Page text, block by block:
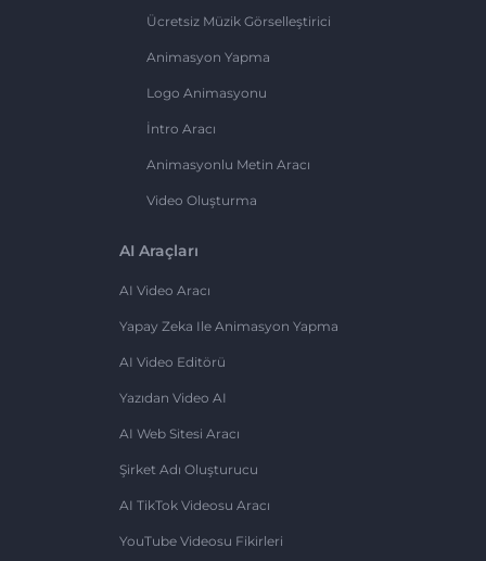
Ücretsiz Müzik Görselleştirici
Animasyon Yapma
Logo Animasyonu
İntro Aracı
Animasyonlu Metin Aracı
Video Oluşturma
AI Araçları
AI Video Aracı
Yapay Zeka Ile Animasyon Yapma
AI Video Editörü
Yazıdan Video AI
AI Web Sitesi Aracı
Şirket Adı Oluşturucu
AI TikTok Videosu Aracı
YouTube Videosu Fikirleri